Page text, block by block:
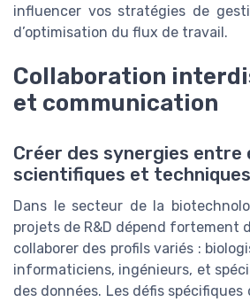
influencer vos stratégies de
d’optimisation du flux de travail.
Collaboration
et communication
Créer des synergies entre
scientifiques et techniques
Dans le secteur de la
projets de R&D dépend fortement
collaborer des profils variés :
informaticiens, ingénieurs, et
des données. Les défis spécifiques